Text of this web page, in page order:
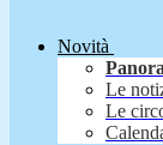
Novità
Le
Le